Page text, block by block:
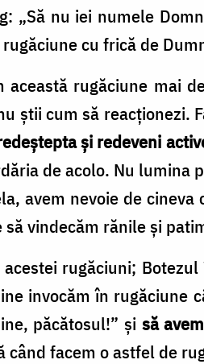
„Să nu iei numele
cu frică de
rugăciune mai
ştii cum să reacţionezi.
şi redeveni
de acolo. Nu lumina
avem nevoie de
vindecăm rănile şi
rugăciuni;
invocăm în rugăciune
păcătosul!” şi să
facem o astfel de